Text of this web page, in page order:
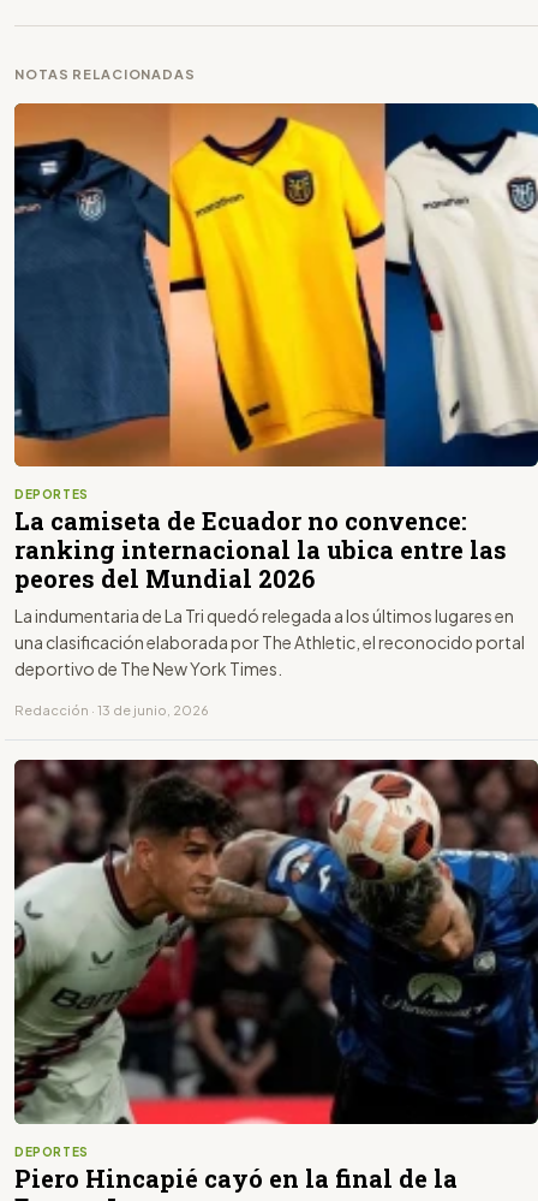
NOTAS RELACIONADAS
DEPORTES
La camiseta de Ecuador no convence:
ranking internacional la ubica entre las
peores del Mundial 2026
La indumentaria de La Tri quedó relegada a los últimos lugares en
una clasificación elaborada por The Athletic, el reconocido portal
deportivo de The New York Times.
Redacción · 13 de junio, 2026
DEPORTES
Piero Hincapié cayó en la final de la